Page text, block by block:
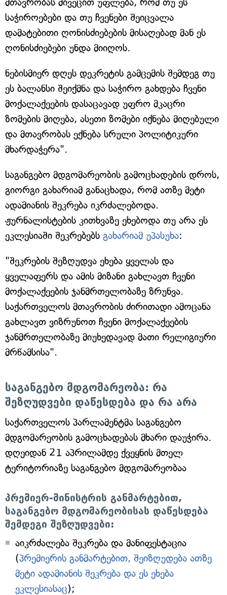
საჭიროებები და თუ ჩვენები შეიცვალა
დამატებითი ღონისძიებების მისაღებად მან ეს
ღონისძიებები უნდა მიიღოს.
ნებისმიერ დღეს დეკრეტის გამცემის შემდეგ თუ
ეს ბალანსი შეიქმნა და საჭირო გახდება ჩვენი
მოქალაქეების დასაცავად უფრო მკაცრი
ზომების მიღება, ასეთი ზომები იქნება მიღებული
და მთავრობას ექნება სრული პოლიტიკური
მხარდაჭერა".
საგანგებო მდგომარეობის გამოცხადების დროს,
გიორგი გახარიამ განაცხადა, რომ ათზე მეტი
ადამიანის შეკრება იკრძალებოდა.
ჟურნალისტების კითხვაზე ეხებოდა თუ არა ეს
ეკლესიაში შეკრებებს გახარიამ უპასუხა:
"შეკრების შეზღუდვა ეხება ყველას და
ყველაფერს და ამის მიზანი გახლავთ ჩვენი
მოქალაქეების ჯანმრთელობაზე ზრუნვა.
საქართველოს მთავრობის ძირითადი ამოცანა
გახლავთ ვიზრუნოთ ჩვენი მოქალაქეების
ჯანმრთელობაზე მიუხედავად მათი რელიგიური
მრწამსისა".
საგანგებო მდგომარეობა: რა
შეზღუდვები დაწესდება და რა არა
საქართველოს პარლამენტმა საგანგებო
მდგომარეობის გამოცხადებას მხარი დაუჭირა.
დღეიდან 21 აპრილამდე ქვეყნის მთელ
ტერიტორიაზე საგანგებო მდგომარეობაა
პრემიერ-მინისტრის განმარტებით,
საგანგებო მდგომარეობისას დაწესდება
შემდეგი შეზღუდვები:
აიკრძალება შეკრება და მანიფესტაცია
(პრემიერის განმარტებით, შეიზღუდება ათზე
მეტი ადამიანის შეკრება და ეს ეხება
ეკლესიასაც);